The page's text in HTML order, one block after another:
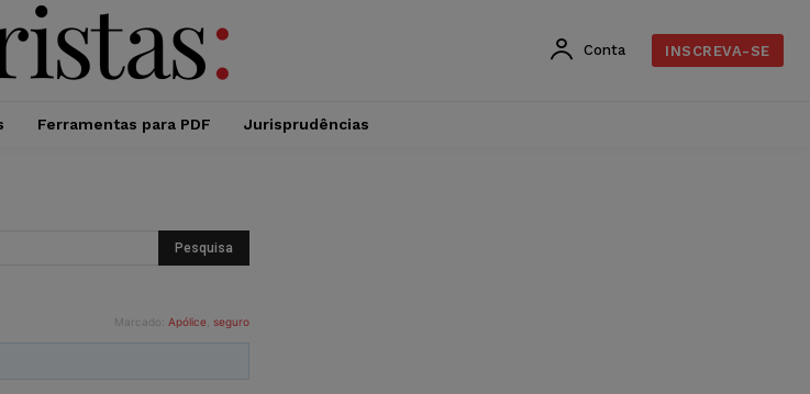
Conta INSCREVA-SE
Ferramentas para PDF Jurisprudências
Marcado: Apólice seguro